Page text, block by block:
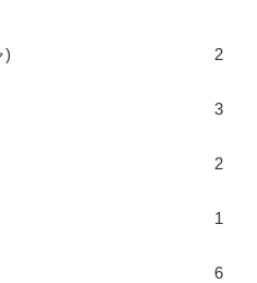
) 2
3
2
1
6